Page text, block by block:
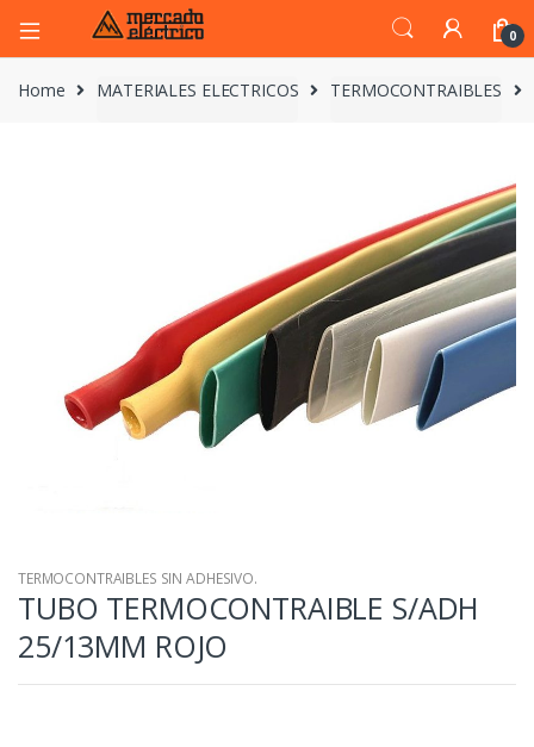
0
Home MATERIALES ELECTRICOS TERMOCONTRAIBLES
TERMOCONTRAIBLES SIN ADHESIVO.
TUBO TERMOCONTRAIBLE S/ADH
25/13MM ROJO